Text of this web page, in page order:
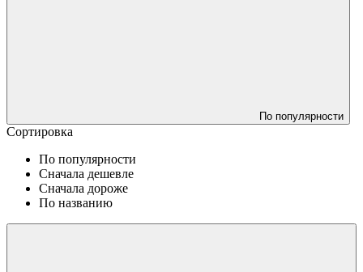
По популярности
Сортировка
По популярности
Сначала дешевле
Сначала дороже
По названию